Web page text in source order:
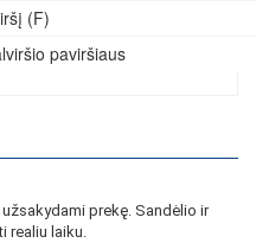
(F)
paviršiaus
užsakydami prekę. Sandėlio ir
realiu laiku.